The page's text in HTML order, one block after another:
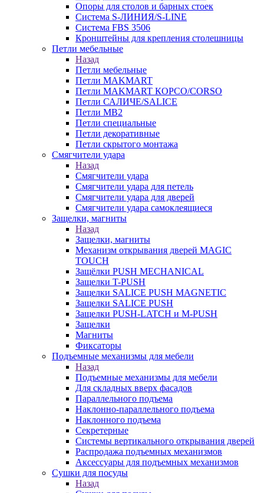
Опоры для столов и барных стоек
Система S-ЛИНИЯ/S-LINE
Система FBS 3506
Кронштейны для крепления столешницы
Петли мебельные
Назад
Петли мебельные
Петли MAKMART
Петли MAKMART КОРСО/CORSO
Петли САЛИЧЕ/SALICE
Петли MB2
Петли специальные
Петли декоративные
Петли скрытого монтажа
Смягчители удара
Назад
Смягчители удара
Смягчители удара для петель
Смягчители удара для дверей
Cмягчители удара самоклеящиеся
Защелки, магниты
Назад
Защелки, магниты
Механизм открывания дверей MAGIC
TOUCH
Защёлки PUSH MECHANICAL
Защелки T-PUSH
Защелки SALICE PUSH MAGNETIC
Защелки SALICE PUSH
Защелки PUSH-LATCH и M-PUSH
Защелки
Магниты
Фиксаторы
Подъемные механизмы для мебели
Назад
Подъемные механизмы для мебели
Для складных вверх фасадов
Параллельного подъема
Наклонно-параллельного подъема
Наклонного подъема
Секретерные
Системы вертикального открывания дверей
Распродажа подъемных механизмов
Аксессуары для подъемных механизмов
Сушки для посуды
Назад